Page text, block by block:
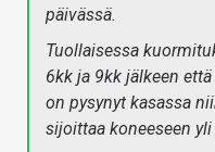
päivässä.
Tuollaisessa
6kk ja 9kk jälkeen
on pysynyt kasassa
sijoittaa koneeseen yli